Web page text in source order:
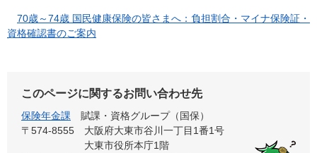
70歳～74歳 国民健康保険の皆さまへ：負担割合・マイナ保険証・
資格確認書のご案内
このページに関するお問い合わせ先
保険年金課
賦課・資格グループ（国保）
〒574-8555
大阪府大東市谷川一丁目1番1号
大東市役所本庁1階